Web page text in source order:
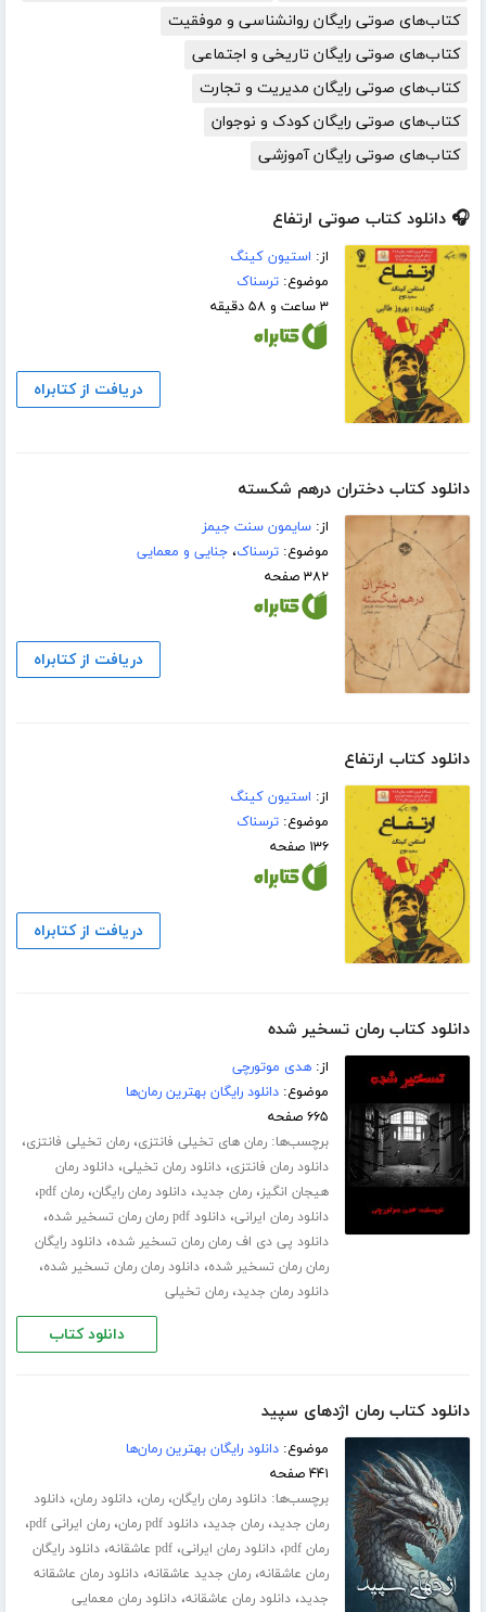
کتاب‌های صوتی رایگان روانشناسی و موفقیت
کتاب‌های صوتی رایگان تاریخی و اجتماعی
کتاب‌های صوتی رایگان مدیریت و تجارت
کتاب‌های صوتی رایگان کودک و نوجوان
کتاب‌های صوتی رایگان آموزشی
🎧 دانلود کتاب صوتی ارتفاع
از: استیون کینگ
موضوع:ترسناک
۳ ساعت و ۵۸ دقیقه
دریافت از کتابراه
دانلود کتاب دختران درهم شکسته
از:سایمون سنت جیمز
موضوع:ترسناک،جنایی و معمایی
۳۸۲ صفحه
دریافت از کتابراه
دانلود کتاب ارتفاع
از: استیون کینگ
موضوع:ترسناک
۱۳۶ صفحه
دریافت از کتابراه
دانلود کتاب رمان تسخیر شده
از:هدی موتورچی
موضوع:دانلود رایگان بهترین رمان‌ها
۶۶۵ صفحه
برچسب‌ها:رمان های تخیلی فانتزی،رمان تخیلی فانتزی،
دانلود رمان فانتزی،دانلود رمان تخیلی،دانلود رمان
هیجان انگیز،رمان جدید،دانلود رمان رایگان،رمان pdf ،
دانلود رمان ایرانی،دانلود pdf رمان رمان تسخیر شده ،
دانلود پی دی اف رمان رمان تسخیر شده،دانلود رایگان
رمان رمان تسخیر شده،دانلود رمان رمان تسخیر شده،
دانلود رمان جدید،رمان تخیلی
دانلود کتاب
دانلود کتاب رمان اژدهای سپید
موضوع:دانلود رایگان بهترین رمان‌ها
۴۴۱ صفحه
برچسب‌ها:دانلود رمان رایگان،رمان،دانلود رمان،دانلود
رمان جدید،رمان جدید،دانلود pdf رمان ،رمان ایرانی pdf ،
رمان pdf ،دانلود رمان ایرانی،pdf عاشقانه ،دانلود رایگان
رمان عاشقانه،رمان جدید عاشقانه،دانلود رمان عاشقانه
جدید،دانلود رمان عاشقانه،دانلود رمان معمایی